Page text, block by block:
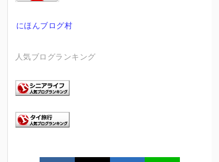
にほんブログ村
人気ブログランキング